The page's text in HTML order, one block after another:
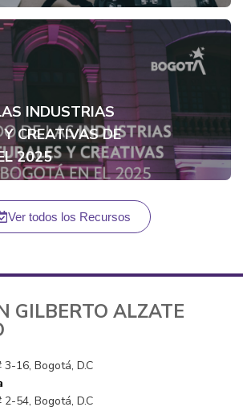
INDUSTRIAS
CREATIVAS DE
2025
Ver todos los Recursos
GILBERTO ALZATE
16, Bogotá, D.C
54, Bogotá, D.C